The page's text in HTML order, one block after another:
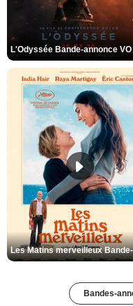
Bandes-